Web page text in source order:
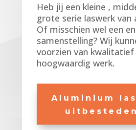
Heb jij een kleine ,
grote serie laswerk van
Of misschien wel een
samenstelling? Wij
voorzien van kwalitatief
hoogwaardig werk.
Aluminium